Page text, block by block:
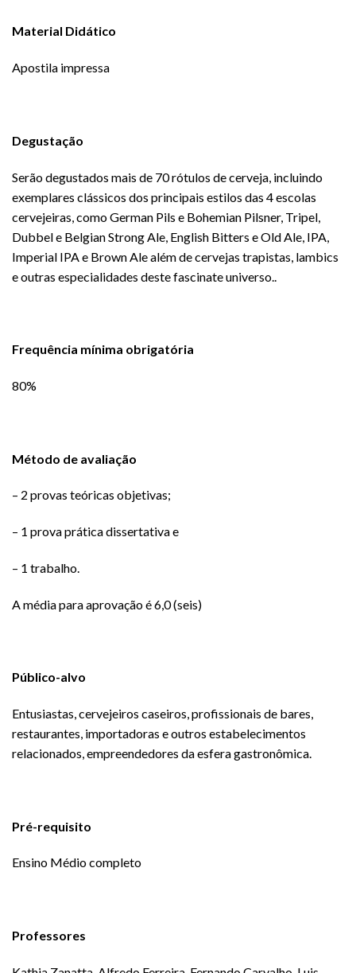
Material Didático
Apostila impressa
Degustação
Serão degustados mais de 70 rótulos de cerveja, incluindo
exemplares clássicos dos principais estilos das 4 escolas
cervejeiras, como German Pils e Bohemian Pilsner, Tripel,
Dubbel e Belgian Strong Ale, English Bitters e Old Ale, IPA,
Imperial IPA e Brown Ale além de cervejas trapistas, lambics
e outras especialidades deste fascinate universo..
Frequência mínima obrigatória
80%
Método de avaliação
– 2 provas teóricas objetivas;
– 1 prova prática dissertativa e
– 1 trabalho.
A média para aprovação é 6,0 (seis)
Público-alvo
Entusiastas, cervejeiros caseiros, profissionais de bares,
restaurantes, importadoras e outros estabelecimentos
relacionados, empreendedores da esfera gastronômica.
Pré-requisito
Ensino Médio completo
Professores